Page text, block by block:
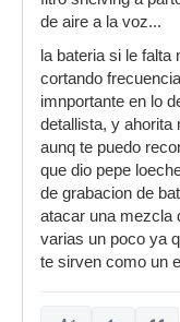
de aire a la voz...
la bateria si le
cortando
imnportante en lo
detallista, y ahorita
aunq te puedo
que dio pepe
de grabacion de
atacar una mezcla
varias un poco ya
te sirven como un